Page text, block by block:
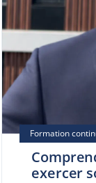
exercer